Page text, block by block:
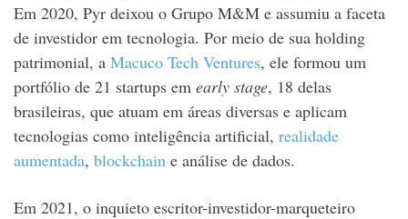
Em 2020, Pyr deixou o Grupo M&M e assumiu a faceta
de investidor em tecnologia. Por meio de sua holding
patrimonial, a Macuco Tech Ventures, ele formou um
portfólio de 21 startups em early stage, 18 delas
brasileiras, que atuam em áreas diversas e aplicam
tecnologias como inteligência artificial, realidade
aumentada, blockchain e análise de dados.
Em 2021, o inquieto escritor-investidor-marqueteiro